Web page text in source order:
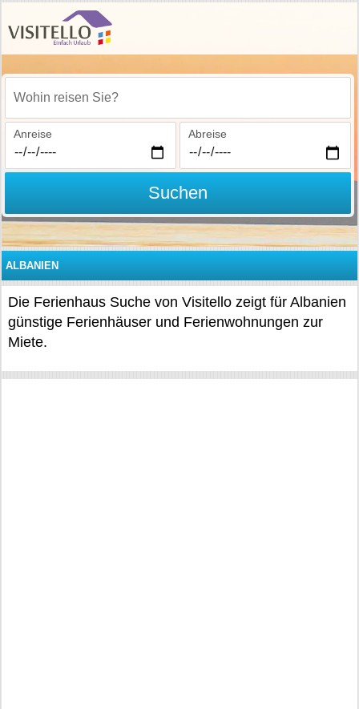
Wohin reisen Sie?
Anreise Abreise
Suchen
ALBANIEN
Die Ferienhaus Suche von Visitello zeigt für Albanien
günstige Ferienhäuser und Ferienwohnungen zur
Miete.